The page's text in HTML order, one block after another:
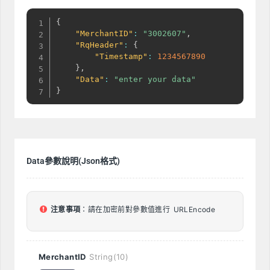
{
"MerchantID" : "3002607" ,
"RqHeader" :
{
"Timestamp" :
1234567890
} ,
"Data" :
"enter your data"
}
Data參數說明(Json格式)
注意事項 ：請在加密前對參數值進行 URLEncode
MerchantID String(10)